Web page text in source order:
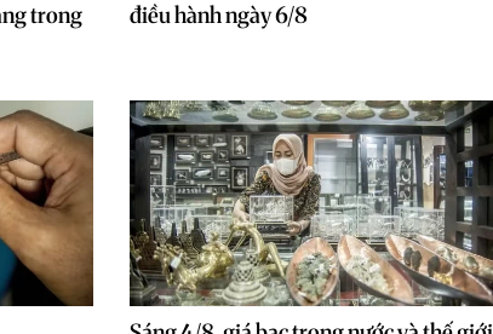
trong
điều hành ngày 6/8